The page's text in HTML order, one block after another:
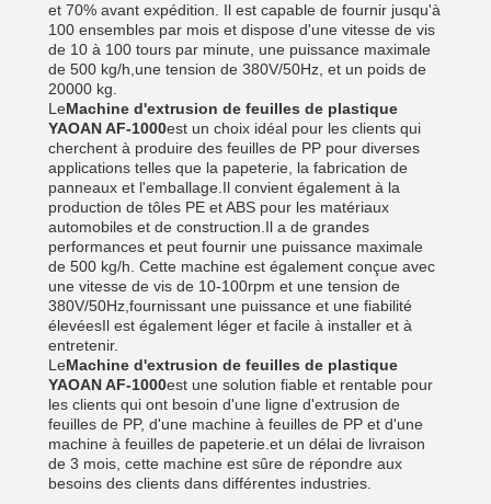
et 70% avant expédition. Il est capable de fournir jusqu'à
100 ensembles par mois et dispose d'une vitesse de vis
de 10 à 100 tours par minute, une puissance maximale
de 500 kg/h,une tension de 380V/50Hz, et un poids de
20000 kg.
LeMachine d'extrusion de feuilles de plastique
YAOAN AF-1000est un choix idéal pour les clients qui
cherchent à produire des feuilles de PP pour diverses
applications telles que la papeterie, la fabrication de
panneaux et l'emballage.Il convient également à la
production de tôles PE et ABS pour les matériaux
automobiles et de construction.Il a de grandes
performances et peut fournir une puissance maximale
de 500 kg/h. Cette machine est également conçue avec
une vitesse de vis de 10-100rpm et une tension de
380V/50Hz,fournissant une puissance et une fiabilité
élevéesIl est également léger et facile à installer et à
entretenir.
LeMachine d'extrusion de feuilles de plastique
YAOAN AF-1000est une solution fiable et rentable pour
les clients qui ont besoin d'une ligne d'extrusion de
feuilles de PP, d'une machine à feuilles de PP et d'une
machine à feuilles de papeterie.et un délai de livraison
de 3 mois, cette machine est sûre de répondre aux
besoins des clients dans différentes industries.